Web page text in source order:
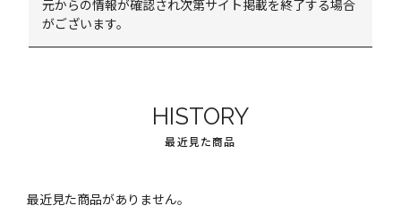
元からの情報が確認され次第サイト掲載を終了する場合
がございます。
HISTORY
最近見た商品
最近見た商品がありません。